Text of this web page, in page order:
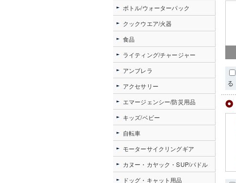
る
ボトル/ウォーターパック
クックウエア/火器
食品
ライティング/チャージャー
アンブレラ
アクセサリー
エマージェンシー/防災用品
キッズ/ベビー
自転車
モーターサイクリングギア
カヌー・カヤック・SUP/パドル
ドッグ・キャット用品